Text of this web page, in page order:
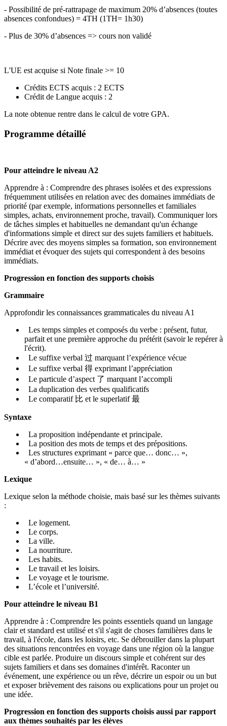
- Possibilité de pré-rattrapage de maximum 20% d’absences (toutes
absences confondues) = 4TH (1TH= 1h30)
- Plus de 30% d’absences => cours non validé
L'UE est acquise si Note finale >= 10
Crédits ECTS acquis : 2 ECTS
Crédit de Langue acquis : 2
La note obtenue rentre dans le calcul de votre GPA.
Programme détaillé
Pour atteindre le niveau A2
Apprendre à : Comprendre des phrases isolées et des expressions
fréquemment utilisées en relation avec des domaines immédiats de
priorité (par exemple, informations personnelles et familiales
simples, achats, environnement proche, travail). Communiquer lors
de tâches simples et habituelles ne demandant qu'un échange
d'informations simple et direct sur des sujets familiers et habituels.
Décrire avec des moyens simples sa formation, son environnement
immédiat et évoquer des sujets qui correspondent à des besoins
immédiats.
Progression en fonction des supports choisis
Grammaire
Approfondir les connaissances grammaticales du niveau A1
Les temps simples et composés du verbe : présent, futur,
parfait et une première approche du prétérit (savoir le repérer à
l'écrit).
Le suffixe verbal 过 marquant l’expérience vécue
Le suffixe verbal 得 exprimant l’appréciation
Le particule d’aspect 了 marquant l’accompli
La duplication des verbes qualificatifs
Le comparatif 比 et le superlatif最
Syntaxe
La proposition indépendante et principale.
La position des mots de temps et des prépositions.
Les structures exprimant « parce que… donc… »,
« d’abord…ensuite… », « de… à… »
Lexique
Lexique selon la méthode choisie, mais basé sur les thèmes suivants
:
Le logement.
Le corps.
La ville.
La nourriture.
Les habits.
Le travail et les loisirs.
Le voyage et le tourisme.
L’école et l’université.
Pour atteindre le niveau B1
Apprendre à : Comprendre les points essentiels quand un langage
clair et standard est utilisé et s'il s'agit de choses familières dans le
travail, à l'école, dans les loisirs, etc. Se débrouiller dans la plupart
des situations rencontrées en voyage dans une région où la langue
cible est parlée. Produire un discours simple et cohérent sur des
sujets familiers et dans ses domaines d'intérêt. Raconter un
événement, une expérience ou un rêve, décrire un espoir ou un but
et exposer brièvement des raisons ou explications pour un projet ou
une idée.
Progression en fonction des supports choisis aussi par rapport
aux thèmes souhaités par les élèves